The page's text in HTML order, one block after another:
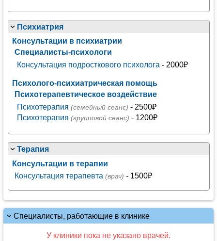
Психиатрия
Консультации в психиатрии
Специалисты-психологи
Консультация подросткового психолога - 2000₽
Психолого-психиатрическая помощь
Психотерапевтическое воздействие
Психотерапия (семейный сеанс) - 2500₽
Психотерапия (групповой сеанс) - 1200₽
Терапия
Консультации в терапии
Консультация терапевта (врач) - 1500₽
Специалисты, работающие в клинике
У клиники пока не указано врачей.